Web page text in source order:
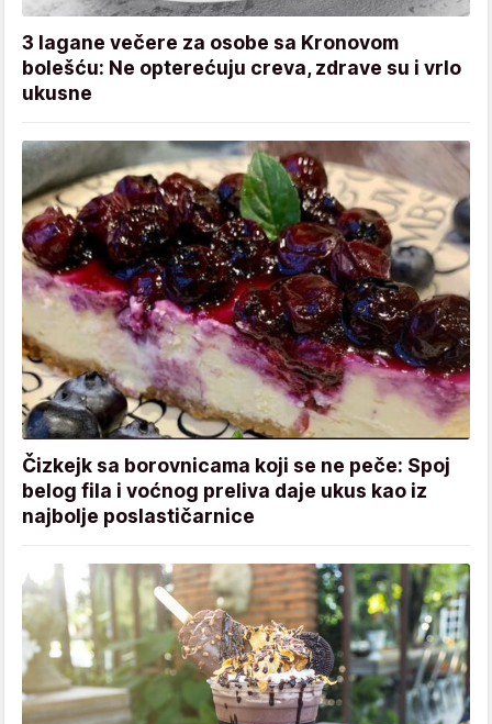
3 lagane večere za osobe sa Kronovom
bolešću: Ne opterećuju creva, zdrave su i vrlo
ukusne
Čizkejk sa borovnicama koji se ne peče: Spoj
belog fila i voćnog preliva daje ukus kao iz
najbolje poslastičarnice